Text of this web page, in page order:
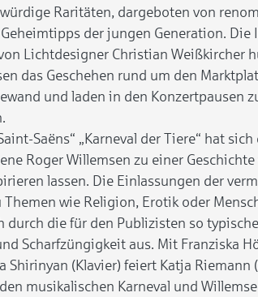
Raritäten, dargeboten von
der jungen Generation.
Lichtdesigner Christian Weißkircher
das Geschehen rund um den
und laden in den Konzertpausen
Saëns“ „Karneval der Tiere“ hat
Roger Willemsen zu einer
lassen. Die Einlassungen der
Themen wie Religion, Erotik oder
durch die für den Publizisten so
Scharfzüngigkeit aus. Mit Franziska
Shirinyan (Klavier) feiert Katja Riemann
musikalischen Karneval und